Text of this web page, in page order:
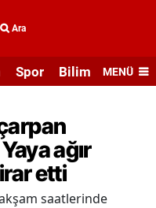
Ara
Spor Bilim veMENÜ
ağır
etti
saatlerinde